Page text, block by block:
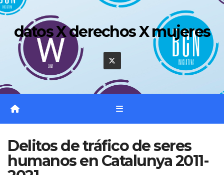
Saltar
contenido
datos X derechos X mujeres
Delitos de tráfico de seres
humanos en Catalunya 2011-